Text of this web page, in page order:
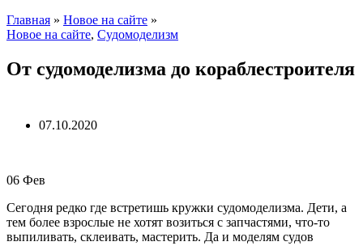
Главная » Новое на сайте »
Новое на сайте, Судомоделизм
От судомоделизма до кораблестроителя
07.10.2020
06 Фев
Сегодня редко где встретишь кружки судомоделизма. Дети, а
тем более взрослые не хотят возиться с запчастями, что-то
выпиливать, склеивать, мастерить. Да и моделям судов